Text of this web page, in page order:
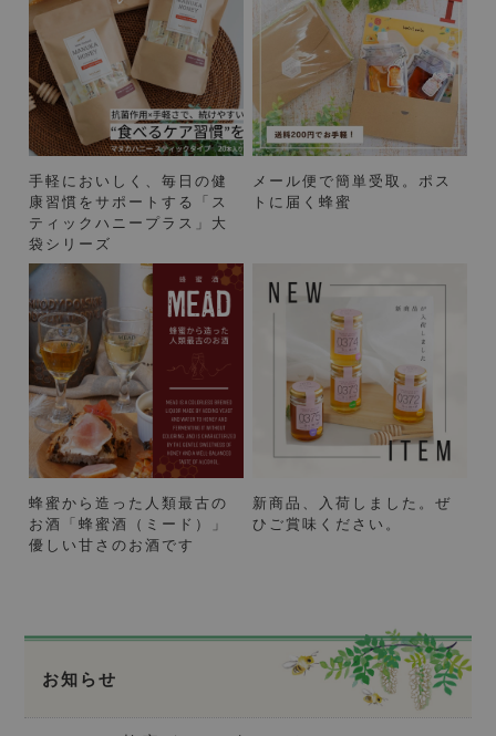
手軽においしく、毎日の健
康習慣をサポートする「ス
ティックハニープラス」大
袋シリーズ
メール便で簡単受取。ポス
トに届く蜂蜜
蜂蜜から造った人類最古の
お酒「蜂蜜酒（ミード）」
優しい甘さのお酒です
新商品、入荷しました。ぜ
ひご賞味ください。
お知らせ